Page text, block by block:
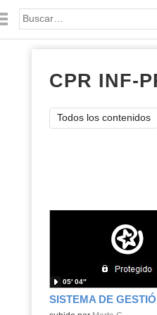
Palabra o frase:
CPR INF-
Todos los contenidos
05′ 04″